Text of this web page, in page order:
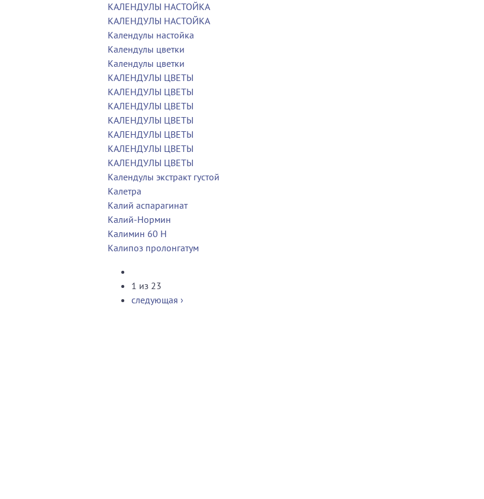
КАЛЕНДУЛЫ НАСТОЙКА
КАЛЕНДУЛЫ НАСТОЙКА
Календулы настойка
Календулы цветки
Календулы цветки
КАЛЕНДУЛЫ ЦВЕТЫ
КАЛЕНДУЛЫ ЦВЕТЫ
КАЛЕНДУЛЫ ЦВЕТЫ
КАЛЕНДУЛЫ ЦВЕТЫ
КАЛЕНДУЛЫ ЦВЕТЫ
КАЛЕНДУЛЫ ЦВЕТЫ
КАЛЕНДУЛЫ ЦВЕТЫ
Календулы экстракт густой
Калетра
Калий аспарагинат
Калий-Нормин
Калимин 60 Н
Калипоз пролонгатум
1 из 23
следующая ›